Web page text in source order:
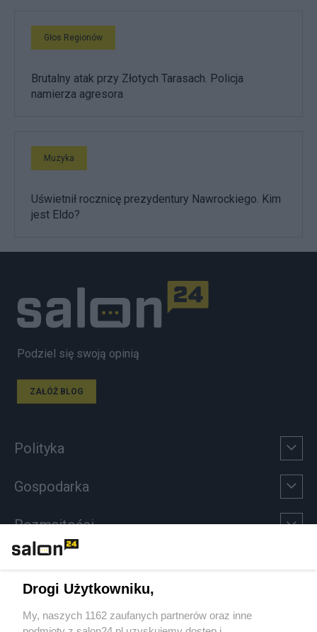
Głos Regionów
Brutalny atak przy Złotych Tarasach. Policja
namierza agresora
Muzyka
Uświetnił rocznicę prezydentury Nawrockiego. Kim
jest Eldo?
Podziel się swoją opinią
ZAŁÓŻ BLOG
Polityka
Gospodarka
Rozmaitości
Sport
Drogi Użytkowniku,
My, naszych 1162 zaufanych partnerów oraz inne